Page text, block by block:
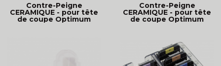
Contre-Peigne
CERAMIQUE - pour tête
de coupe Optimum
Contre-Peigne
CERAMIQUE - pour tête
de coupe Optimum